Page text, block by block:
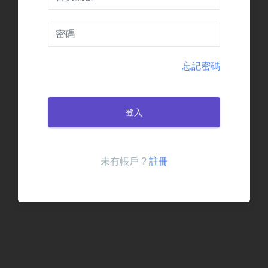
忘記密碼
登入
未有帳戶 ? 註冊